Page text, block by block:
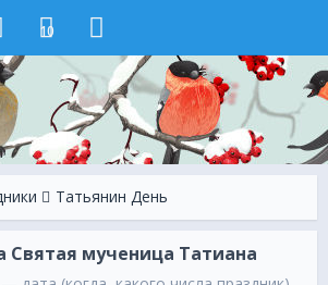
10
Татьянин День
Святая мученица Татиана